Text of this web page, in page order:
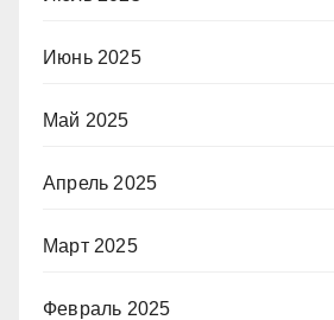
Июнь 2025
Май 2025
Апрель 2025
Март 2025
Февраль 2025